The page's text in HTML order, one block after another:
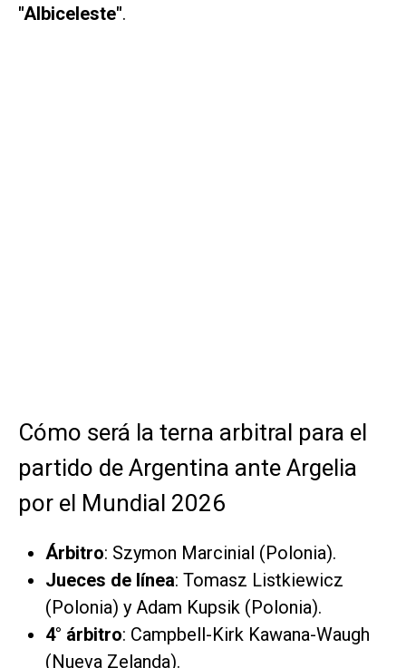
"Albiceleste".
Cómo será la terna arbitral para el
partido de Argentina ante Argelia
por el Mundial 2026
Árbitro: Szymon Marcinial (Polonia).
Jueces de línea: Tomasz Listkiewicz
(Polonia) y Adam Kupsik (Polonia).
4° árbitro: Campbell-Kirk Kawana-Waugh
(Nueva Zelanda).